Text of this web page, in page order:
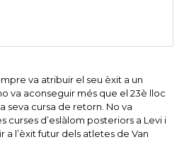
va atribuir el seu èxit a un
va aconseguir més que el 23è lloc
seva cursa de retorn. No va
curses d’eslàlom posteriors a Levi i
a l’èxit futur dels atletes de Van